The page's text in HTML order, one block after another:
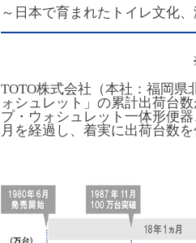
～日本で育まれたトイレ文化
TOTO株式会社（本社：福岡県
ォシュレット」の累計出荷台
プ・ウォシュレット一体形便
月を経過し、着実に出荷台数